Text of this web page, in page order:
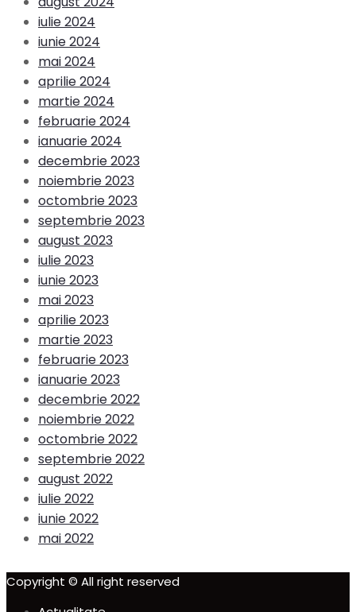
iulie 2024
iunie 2024
mai 2024
aprilie 2024
martie 2024
februarie 2024
ianuarie 2024
decembrie 2023
noiembrie 2023
octombrie 2023
septembrie 2023
august 2023
iulie 2023
iunie 2023
mai 2023
aprilie 2023
martie 2023
februarie 2023
ianuarie 2023
decembrie 2022
noiembrie 2022
octombrie 2022
septembrie 2022
august 2022
iulie 2022
iunie 2022
mai 2022
Copyright © All right reserved